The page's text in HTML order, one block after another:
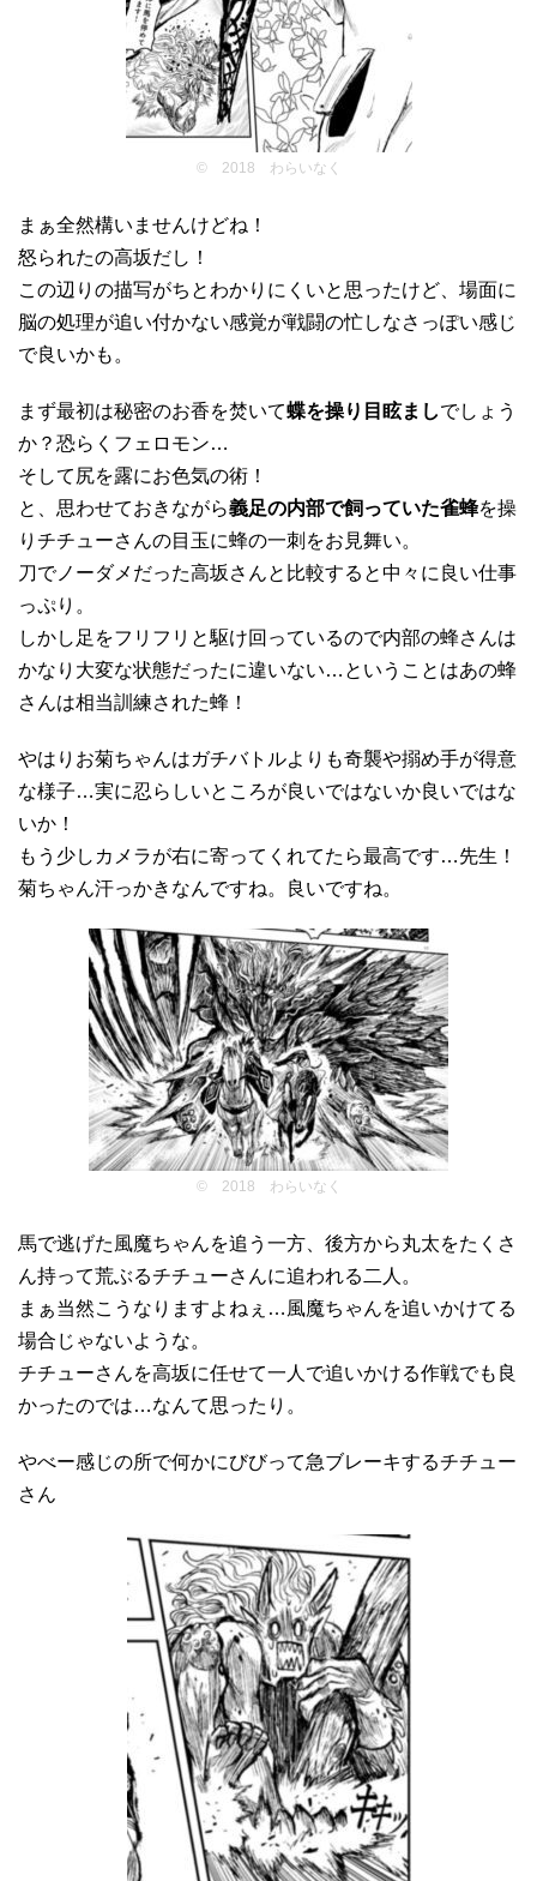
© 2018 わらいなく
まぁ全然構いませんけどね！
怒られたの高坂だし！
この辺りの描写がちとわかりにくいと思ったけど、場面に
脳の処理が追い付かない感覚が戦闘の忙しなさっぽい感じ
で良いかも。
まず最初は秘密のお香を焚いて蝶を操り目眩ましでしょう
か？恐らくフェロモン…
そして尻を露にお色気の術！
と、思わせておきながら義足の内部で飼っていた雀蜂を操
りチチューさんの目玉に蜂の一刺をお見舞い。
刀でノーダメだった高坂さんと比較すると中々に良い仕事
っぷり。
しかし足をフリフリと駆け回っているので内部の蜂さんは
かなり大変な状態だったに違いない…ということはあの蜂
さんは相当訓練された蜂！
やはりお菊ちゃんはガチバトルよりも奇襲や搦め手が得意
な様子…実に忍らしいところが良いではないか良いではな
いか！
もう少しカメラが右に寄ってくれてたら最高です…先生！
菊ちゃん汗っかきなんですね。良いですね。
© 2018 わらいなく
馬で逃げた風魔ちゃんを追う一方、後方から丸太をたくさ
ん持って荒ぶるチチューさんに追われる二人。
まぁ当然こうなりますよねぇ…風魔ちゃんを追いかけてる
場合じゃないような。
チチューさんを高坂に任せて一人で追いかける作戦でも良
かったのでは…なんて思ったり。
やべー感じの所で何かにびびって急ブレーキするチチュー
さん